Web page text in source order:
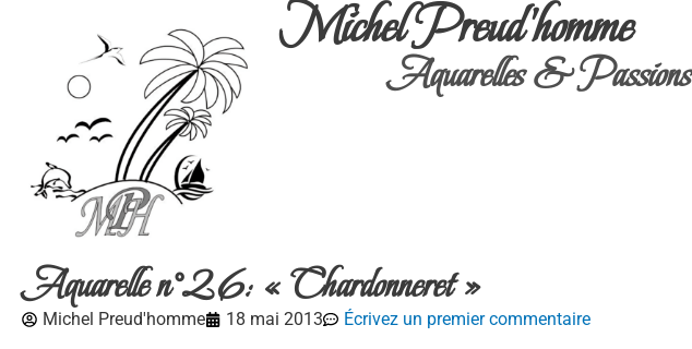
Michel Preud'homme
Aquarelles & Passions
Aquarelle n°26: « Chardonneret »
Michel Preud'homme 18 mai 2013 Écrivez un premier commentaire